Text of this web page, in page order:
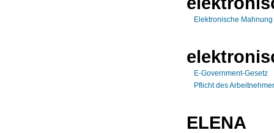
Elektronische
E-Government-Gesetz
Pflicht des
ELENA